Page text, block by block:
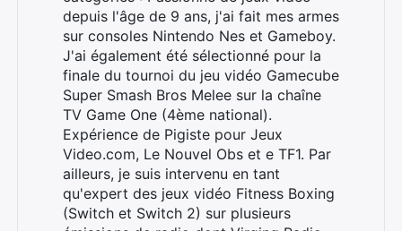
depuis l'âge de 9 ans, j'ai fait mes armes
sur consoles Nintendo Nes et Gameboy.
J'ai également été sélectionné pour la
finale du tournoi du jeu vidéo Gamecube
Super Smash Bros Melee sur la chaîne
TV Game One (4ème national).
Expérience de Pigiste pour Jeux
Video.com, Le Nouvel Obs et e TF1. Par
ailleurs, je suis intervenu en tant
qu'expert des jeux vidéo Fitness Boxing
(Switch et Switch 2) sur plusieurs
Rechercher
: